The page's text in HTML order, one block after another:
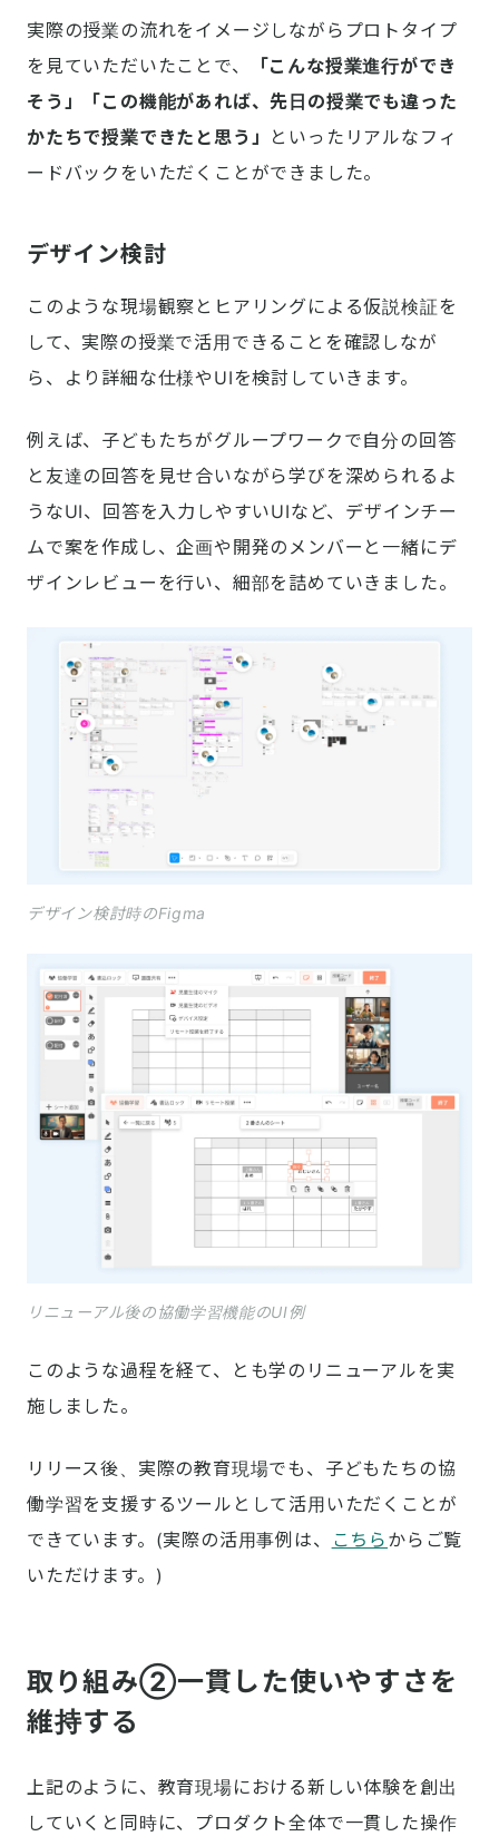
実際の授業の流れをイメージしながらプロトタイプ
を見ていただいたことで、
「こんな授業進行ができ
そう」「この機能があれば、先日の授業でも違った
かたちで授業できたと思う」
といったリアルなフィ
ードバックをいただくことができました。
デザイン検討
このような現場観察とヒアリングによる仮説検証を
して、実際の授業で活用できることを確認しなが
ら、より詳細な仕様やUIを検討していきます。
例えば、子どもたちがグループワークで自分の回答
と友達の回答を見せ合いながら学びを深められるよ
うなUI、回答を入力しやすいUIなど、デザインチー
ムで案を作成し、企画や開発のメンバーと一緒にデ
ザインレビューを行い、細部を詰めていきました。
デザイン検討時のFigma
リニューアル後の協働学習機能のUI例
このような過程を経て、とも学のリニューアルを実
施しました。
リリース後、実際の教育現場でも、子どもたちの協
働学習を支援するツールとして活用いただくことが
できています。(実際の活用事例は、
こちら からご覧
いただけます。)
取り組み②一貫した使いやすさを
維持する
上記のように、教育現場における新しい体験を創出
していくと同時に、プロダクト全体で一貫した操作